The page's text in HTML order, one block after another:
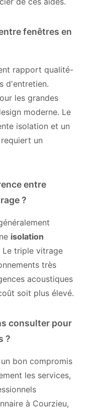
fenêtres en
rapport qualité-
d'entretien.
les grandes
moderne. Le
isolation et un
un
entre
?
isolation
Le triple vitrage
très
acoustiques
soit plus élevé.
consulter pour
?
bon compromis
les services,
à Courzieu,